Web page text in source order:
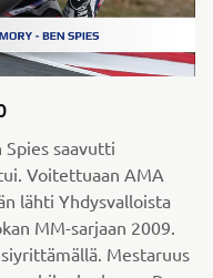
Spies saavutti
Voitettuaan AMA
sarjaan 2009.
Mestaruus